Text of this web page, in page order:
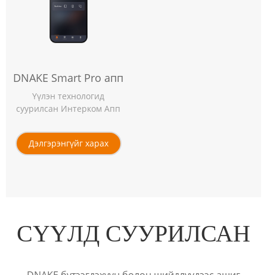
DNAKE Smart Pro апп
Үүлэн технологид
суурилсан Интерком Апп
Дэлгэрэнгүйг харах
СҮҮЛД СУУРИЛСАН